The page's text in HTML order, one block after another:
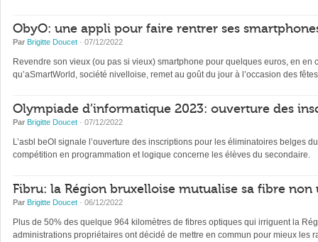
ObyO: une appli pour faire rentrer ses
Par Brigitte Doucet · 07/12/2022
Revendre son vieux (ou pas si vieux) smartphone pour quelques euros, en
qu’aSmartWorld, société nivelloise, remet au goût du jour à l’occasion des
Olympiade d’informatique 2023: ouverture des
Par Brigitte Doucet · 07/12/2022
L’asbl beOI signale l’ouverture des inscriptions pour les éliminatoires belges
compétition en programmation et logique concerne les élèves du secondaire.
Fibru: la Région bruxelloise mutualise sa fibre non
Par Brigitte Doucet · 06/12/2022
Plus de 50% des quelque 964 kilomètres de fibres optiques qui irriguent la
administrations propriétaires ont décidé de mettre en commun pour mieux les